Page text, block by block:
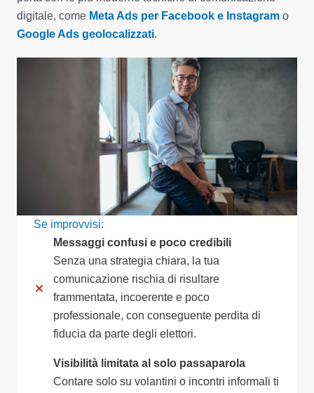
digitale, come Meta Ads per Facebook e Instagram o
Google Ads geolocalizzati.
Se improvvisi:
Messaggi confusi e poco credibili
Senza una strategia chiara, la tua
comunicazione rischia di risultare
frammentata, incoerente e poco
professionale, con conseguente perdita di
fiducia da parte degli elettori.
Visibilità limitata al solo passaparola
Contare solo su volantini o incontri informali ti